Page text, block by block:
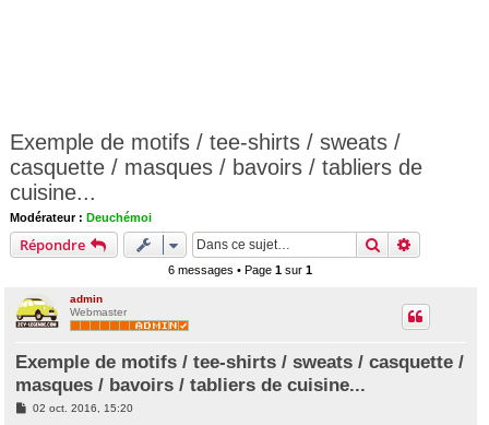
Exemple de motifs / tee-shirts / sweats /
casquette / masques / bavoirs / tabliers de
cuisine...
Modérateur : Deuchémoi
Répondre Rechercher
6 messages • Page1 sur1
admin
Webmaster
Exemple de motifs / tee-shirts / sweats / casquette /
masques / bavoirs / tabliers de cuisine...
M02 oct. 2016, 15:20